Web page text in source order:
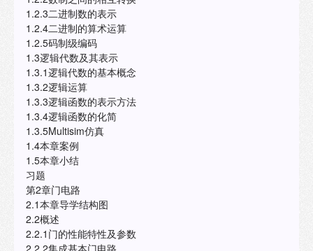
1.2.3二进制数的表示
1.2.4二进制的算术运算
1.2.5码制级编码
1.3逻辑代数及其表示
1.3.1逻辑代数的基本概念
1.3.2逻辑运算
1.3.3逻辑函数的表示方法
1.3.4逻辑函数的化简
1.3.5Multisim仿真
1.4本章案例
1.5本章小结
习题
第2章门电路
2.1本章导学结构图
2.2概述
2.2.1门的性能特性及参数